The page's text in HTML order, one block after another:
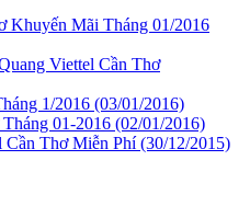
Khuyến Mãi Tháng 01/2016
Viettel Cần Thơ
1/2016 (03/01/2016)
01-2016 (02/01/2016)
Cần Thơ Miễn Phí(30/12/2015)